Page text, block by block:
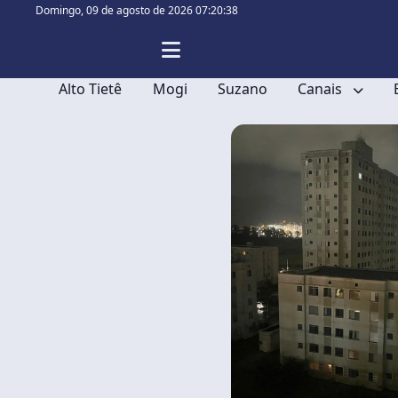
Domingo,09 de agosto de 2026 07:20:38
Alto Tietê Mogi Suzano Canais